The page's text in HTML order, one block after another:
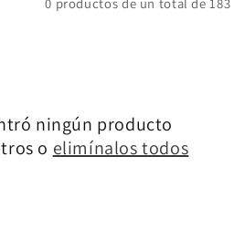
ningún producto
o elimínalos todos